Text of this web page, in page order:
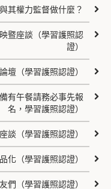
其權力監督做什麼？
暨座談（學習護照認
證）
壇（學習護照認證）
有午餐請務必事先報
名，學習護照認證）
談（學習護照認證）
化（學習護照認證）
們（學習護照認證）